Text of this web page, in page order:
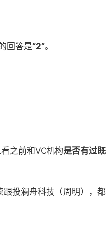
回答是“2”。
看之前和VC机构是否有过既
投澜舟科技（周明），都